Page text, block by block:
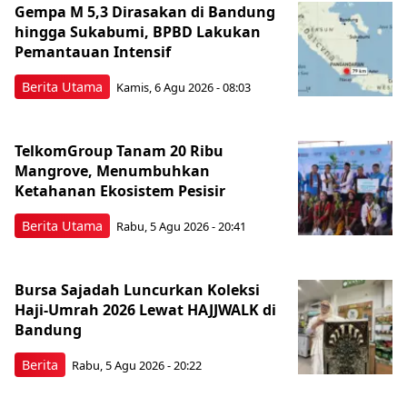
Berita Utama
Gempa M 5,3 Dirasakan di Bandung
hingga Sukabumi, BPBD Lakukan
Pemantauan Intensif
Kamis, 6 Agu 2026 - 08:03
Berita Utama
TelkomGroup Tanam 20 Ribu
Mangrove, Menumbuhkan
Ketahanan Ekosistem Pesisir
Rabu, 5 Agu 2026 - 20:41
Berita
Bursa Sajadah Luncurkan Koleksi
Haji-Umrah 2026 Lewat HAJJWALK di
Bandung
Rabu, 5 Agu 2026 - 20:22